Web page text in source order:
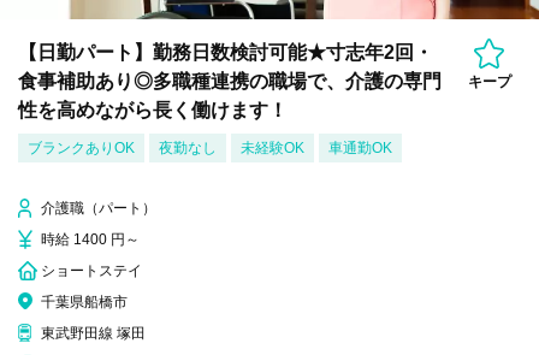
【日勤パート】勤務日数検討可能★寸志年2回・
食事補助あり◎多職種連携の職場で、介護の専門
性を高めながら長く働けます！
キープ
ブランクありOK 夜勤なし 未経験OK 車通勤OK
介護職（パート）
時給 1400 円～
ショートステイ
千葉県船橋市
東武野田線 塚田